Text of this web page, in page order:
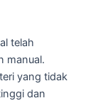
telah
manual.
yang tidak
dan